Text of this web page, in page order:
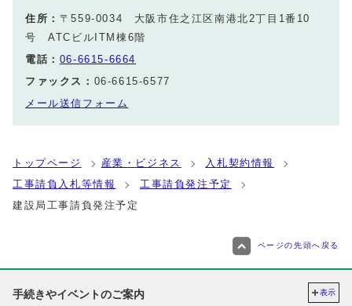
住所： 〒559-0034 大阪市住之江区南港北2丁目1番10
号 ATCビルITM棟6階
電話： 06-6615-6664
ファックス： 06-6615-6577
メール送信フォーム
トップページ 産業・ビジネス
入札契約情報
工事請負入札等情報
工事請負発注予定
建設局工事請負発注予定
ページの先頭へ戻る
手続きやイベントのご案内 表示